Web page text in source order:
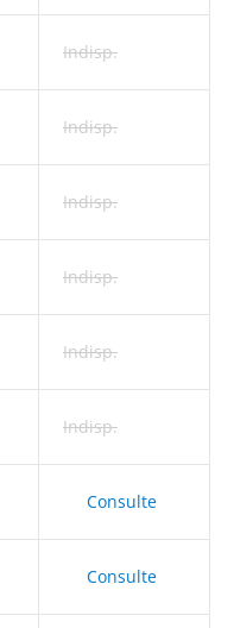
Indisp.
Indisp.
Indisp.
Indisp.
Indisp.
Indisp.
Consulte
Consulte